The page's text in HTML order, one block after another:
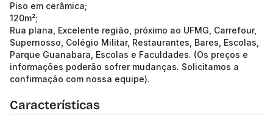
Piso em cerâmica;
120m²;
Rua plana, Excelente região, próximo ao UFMG, Carrefour,
Supernosso, Colégio Militar, Restaurantes, Bares, Escolas,
Parque Guanabara, Escolas e Faculdades. (Os preços e
informações poderão sofrer mudanças. Solicitamos a
confirmação com nossa equipe).
Características